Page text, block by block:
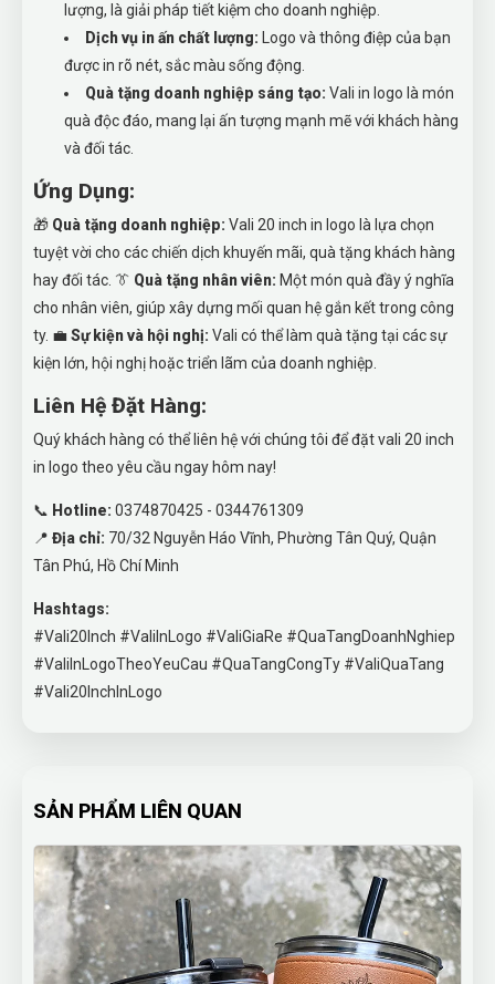
lượng, là giải pháp tiết kiệm cho doanh nghiệp.
Dịch vụ in ấn chất lượng: Logo và thông điệp của bạn
được in rõ nét, sắc màu sống động.
Quà tặng doanh nghiệp sáng tạo: Vali in logo là món
quà độc đáo, mang lại ấn tượng mạnh mẽ với khách hàng
và đối tác.
Ứng Dụng:
🎁 Quà tặng doanh nghiệp: Vali 20 inch in logo là lựa chọn
tuyệt vời cho các chiến dịch khuyến mãi, quà tặng khách hàng
hay đối tác. 👔 Quà tặng nhân viên: Một món quà đầy ý nghĩa
cho nhân viên, giúp xây dựng mối quan hệ gắn kết trong công
ty. 💼Sự kiện và hội nghị: Vali có thể làm quà tặng tại các sự
kiện lớn, hội nghị hoặc triển lãm của doanh nghiệp.
Liên Hệ Đặt Hàng:
Quý khách hàng có thể liên hệ với chúng tôi để đặt vali 20 inch
in logo theo yêu cầu ngay hôm nay!
📞 Hotline: 0374870425 - 0344761309
📍 Địa chỉ: 70/32 Nguyễn Háo Vĩnh, Phường Tân Quý, Quận
Tân Phú, Hồ Chí Minh
Hashtags:
#Vali20Inch #ValiInLogo #ValiGiaRe #QuaTangDoanhNghiep
#ValiInLogoTheoYeuCau #QuaTangCongTy #ValiQuaTang
#Vali20InchInLogo
SẢN PHẨM LIÊN QUAN